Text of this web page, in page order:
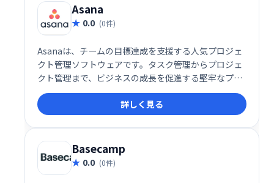
Asana
0.0 (0件)
Asanaは、チームの目標達成を支援する人気プロジェ
クト管理ソフトウェアです。タスク管理からプロジェ
クト管理まで、ビジネスの成長を促進する堅牢なプラ
ットフォームを提供します。チーム全体で目標、プロ
ジェクト、日々の業務に集中できるよう、効率的なワ
ークフローを実現します。
詳しく見る
Basecamp
0.0 (0件)